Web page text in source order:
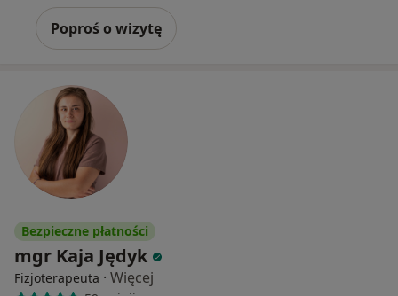
Poproś o wizytę
Bezpieczne płatności
mgr Kaja Jędyk
Fizjoterapeuta · Więcej